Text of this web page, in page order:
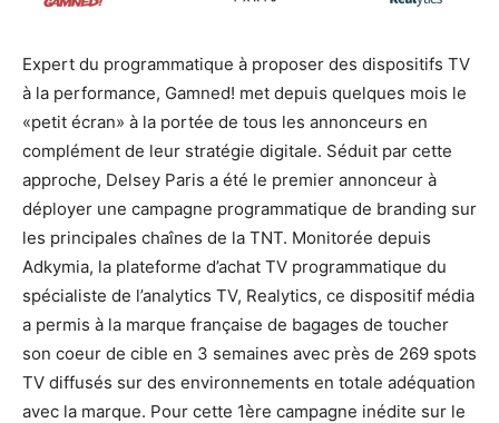
Expert du programmatique à proposer des dispositifs TV
à la performance, Gamned! met depuis quelques mois le
«petit écran» à la portée de tous les annonceurs en
complément de leur stratégie digitale. Séduit par cette
approche, Delsey Paris a été le premier annonceur à
déployer une campagne programmatique de branding sur
les principales chaînes de la TNT. Monitorée depuis
Adkymia, la plateforme d’achat TV programmatique du
spécialiste de l’analytics TV, Realytics, ce dispositif média
a permis à la marque française de bagages de toucher
son coeur de cible en 3 semaines avec près de 269 spots
TV diffusés sur des environnements en totale adéquation
avec la marque. Pour cette 1ère campagne inédite sur le